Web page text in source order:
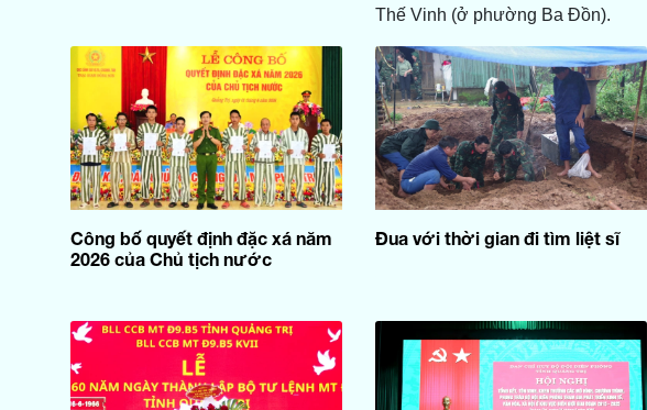
Thế Vinh (ở phường Ba Đồn).
Công bố quyết định đặc xá năm
2026 của Chủ tịch nước
Đua với thời gian đi tìm liệt sĩ